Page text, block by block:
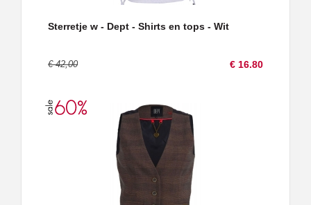
Sterretje w - Dept - Shirts en tops - Wit
€ 42,00 € 16.80